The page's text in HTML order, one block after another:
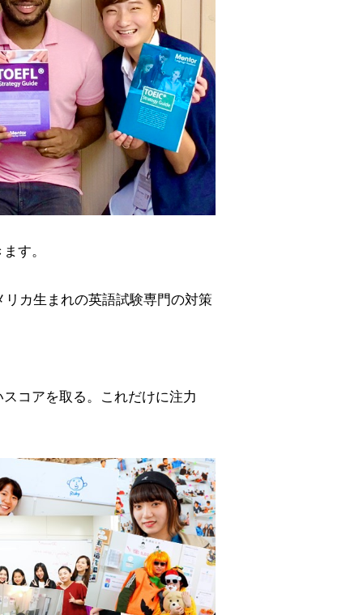
す。
カ生まれの英語試験専門の対策
コアを取る。これだけに注力